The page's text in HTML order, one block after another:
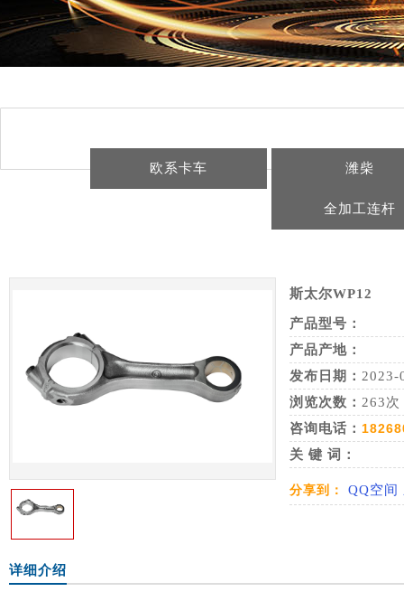
欧系卡车 潍柴
全加工连杆
斯太尔WP12
产品型号：
产品产地：
发布日期： 2023-
浏览次数： 263次
咨询电话：
关 键 词：
分享到： QQ空间
详细介绍